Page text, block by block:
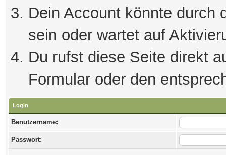
Dein Account könnte durch
sein oder wartet auf
Du rufst diese Seite direkt
Formular oder den
Login
Benutzername:
Passwort: